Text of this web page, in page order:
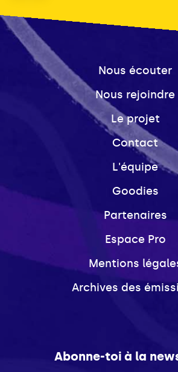
Nous écouter
Nous rejoindre
Le projet
Contact
L'équipe
Goodies
Partenaires
Espace Pro
Mentions
Archives des
Abonne-toi à la